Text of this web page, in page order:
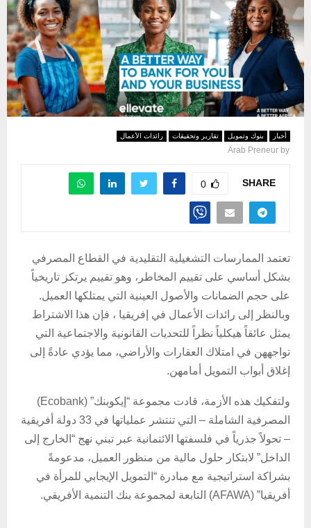
أخبار بنوك وتمويل تقارير وتحقيقات رائدات الأعمال
by
Arab Preneur
SHARE
0
تعتمد الممارسات التشغيلية التقليدية في القطاع المصرفي
بشكل أساسي على تقييم المخاطر، وهو تقييم يرتكز تاريخياً
على حجم الضمانات والأصول العينية التي يمتلكها العميل.
وبالنظر إلى رائدات الأعمال في إفريقيا ، فإن هذا الاشتراط
يمثل عائقاً هيكلياً نظراً للتحديات القانونية والاجتماعية التي
تواجههن في امتلاك العقارات والأراضي، مما يؤدي عادةً إلى
إغلاق أبواب التمويل أمامهن.
ولتفكيك هذه الأزمة، قادت مجموعة “إيكوبنك” (Ecobank)
المصرفية الشاملة – التي تنتشر عملياتها في 33 دولة أفريقية
– تحولاً جذرياً في فلسفتها الائتمانية عبر تبني نهج “الخارج إلى
الداخل” لابتكار حلول مالية من منظور العميل، مدعومةً
بشراكة استراتيجية مع مبادرة “التمويل الإيجابي للمرأة في
أفريقيا” (AFAWA) التابعة لمجموعة بنك التنمية الأفريقي.